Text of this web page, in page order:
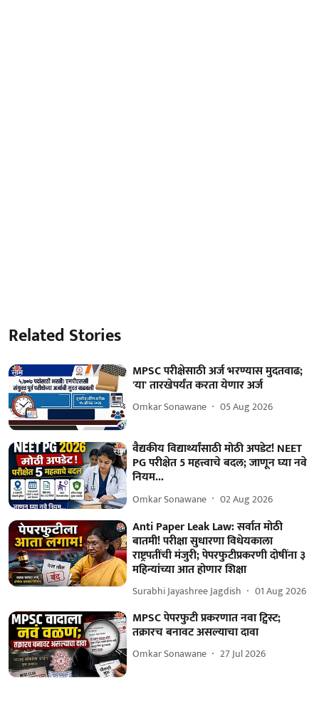
Related Stories
MPSC परीक्षेसाठी अर्ज भरण्यास मुदतवाढ;
'या' तारखेपर्यंत करता येणार अर्ज
Omkar Sonawane 05 Aug 2026
वैद्यकीय विद्यार्थ्यांसाठी मोठी अपडेट! NEET
PG परीक्षेत 5 महत्त्वाचे बदल; जाणून घ्या नवे
नियम...
Omkar Sonawane 02 Aug 2026
Anti Paper Leak Law: सर्वात मोठी
बातमी! परीक्षा सुधारणा विधेयकाला
राष्ट्रपतींची मंजुरी; पेपरफुटीप्रकरणी दोषींना ३
महिन्यांच्या आत होणार शिक्षा
Surabhi Jayashree Jagdish 01 Aug 2026
MPSC पेपरफुटी प्रकरणात नवा ट्विस्ट;
तक्रारच बनावट असल्याचा दावा
Omkar Sonawane 27 Jul 2026